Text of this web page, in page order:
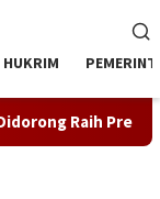
HUKRIM
Raih Predikat